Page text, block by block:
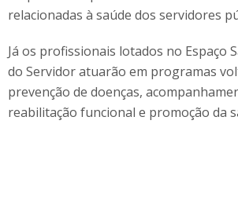
relacionadas à saúde dos servidores
Já os profissionais lotados no Espaço
do Servidor atuarão em programas
prevenção de doenças,
reabilitação funcional e promoção da